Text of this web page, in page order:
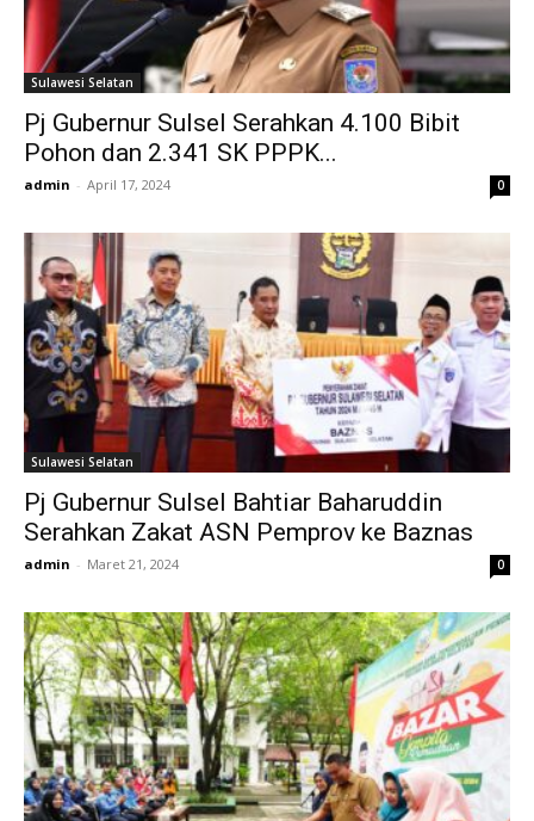
Sulawesi Selatan
Pj Gubernur Sulsel Serahkan 4.100 Bibit
Pohon dan 2.341 SK PPPK...
admin - April 17, 2024 0
Sulawesi Selatan
Pj Gubernur Sulsel Bahtiar Baharuddin
Serahkan Zakat ASN Pemprov ke Baznas
admin - Maret 21, 2024 0